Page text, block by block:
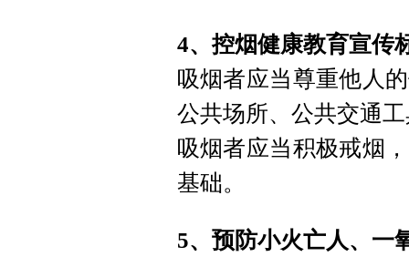
4、控烟健康教育宣传
吸烟者应当尊重他人
公共场所、公共交通
吸烟者应当积极戒烟
基础。
5、预防小火亡人、一